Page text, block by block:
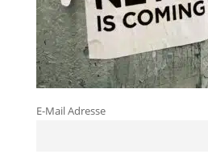
E-Mail Adresse